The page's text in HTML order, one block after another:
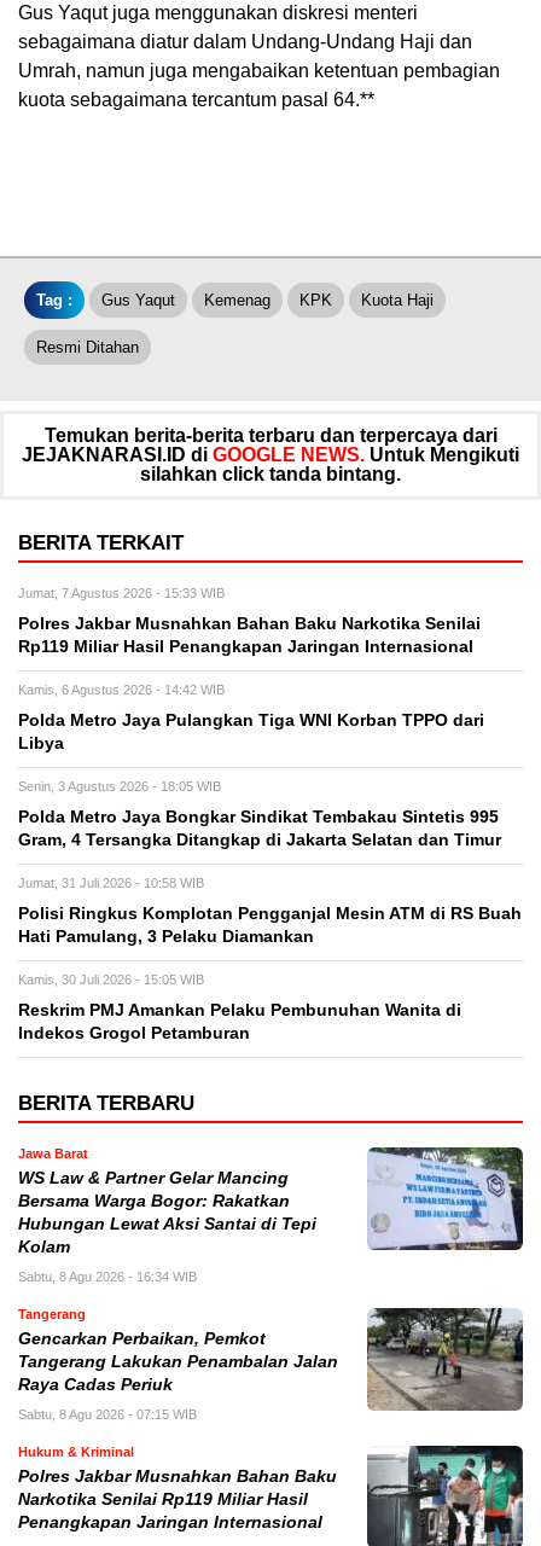
Gus Yaqut juga menggunakan diskresi menteri
sebagaimana diatur dalam Undang-Undang Haji dan
Umrah, namun juga mengabaikan ketentuan pembagian
kuota sebagaimana tercantum pasal 64.**
Tag : Gus Yaqut Kemenag KPK Kuota Haji
Resmi Ditahan
Temukan berita-berita terbaru dan terpercaya dari
JEJAKNARASI.ID di GOOGLE NEWS. Untuk Mengikuti
silahkan click tanda bintang.
BERITA TERKAIT
Jumat, 7 Agustus 2026 - 15:33 WIB
Polres Jakbar Musnahkan Bahan Baku Narkotika Senilai
Rp119 Miliar Hasil Penangkapan Jaringan Internasional
Kamis, 6 Agustus 2026 - 14:42 WIB
Polda Metro Jaya Pulangkan Tiga WNI Korban TPPO dari
Libya
Senin, 3 Agustus 2026 - 18:05 WIB
Polda Metro Jaya Bongkar Sindikat Tembakau Sintetis 995
Gram, 4 Tersangka Ditangkap di Jakarta Selatan dan Timur
Jumat, 31 Juli 2026 - 10:58 WIB
Polisi Ringkus Komplotan Pengganjal Mesin ATM di RS Buah
Hati Pamulang, 3 Pelaku Diamankan
Kamis, 30 Juli 2026 - 15:05 WIB
Reskrim PMJ Amankan Pelaku Pembunuhan Wanita di
Indekos Grogol Petamburan
BERITA TERBARU
Jawa Barat
WS Law & Partner Gelar Mancing
Bersama Warga Bogor: Rakatkan
Hubungan Lewat Aksi Santai di Tepi
Kolam
Sabtu, 8 Agu 2026 - 16:34 WIB
Tangerang
Gencarkan Perbaikan, Pemkot
Tangerang Lakukan Penambalan Jalan
Raya Cadas Periuk
Sabtu, 8 Agu 2026 - 07:15 WIB
Hukum & Kriminal
Polres Jakbar Musnahkan Bahan Baku
Narkotika Senilai Rp119 Miliar Hasil
Penangkapan Jaringan Internasional